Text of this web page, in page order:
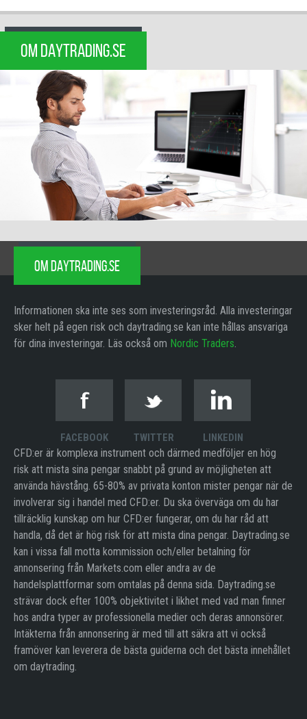
OM DAYTRADING.SE
OM DAYTRADING.SE
Informationen ska inte ses som investeringsråd. Alla investeringar
sker helt på egen risk och daytrading.se kan inte hållas ansvariga
för dina investeringar. Läs också om Nordic Traders.
FACEBOOK TWITTER LINKEDIN
CFD:er är komplexa instrument och därmed medföljer en hög
risk att mista sina pengar snabbt på grund av möjligheten att
använda hävstång. 65-80% av privata konton mister pengar när de
involverar sig i handel med CFD:er. Du ska överväga om du har
tillräcklig kunskap om hur CFD:er fungerar, om du har råd att
handla, då det är hög risk för att mista dina pengar. Daytrading.se
kan i vissa fall motta kommission och/eller betalning för
annonsering från Markets.com eller andra av de
handelsplattformar som omtalas på denna sida. Daytrading.se
strävar dock efter 100% objektivitet i likhet med vad man finner
hos andra typer av professionella medier och deras annonsörer.
Intäkterna från annonsering är med till att säkra att vi också
framöver kan leverera de bästa guiderna och det bästa innehållet
om daytrading.